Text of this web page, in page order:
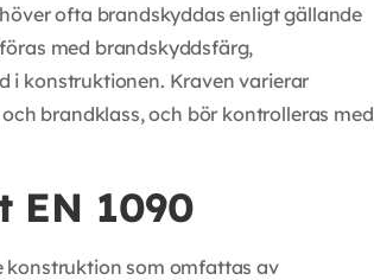
ofta brandskyddas enligt gällande
med brandskyddsfärg,
i konstruktionen. Kraven varierar
brandklass, och bör kontrolleras med
EN 1090
konstruktion som omfattas av